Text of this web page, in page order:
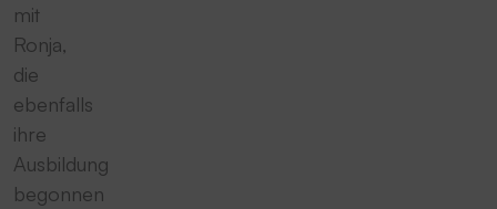
mit
Ronja,
die
ebenfalls
ihre
Ausbildung
begonnen